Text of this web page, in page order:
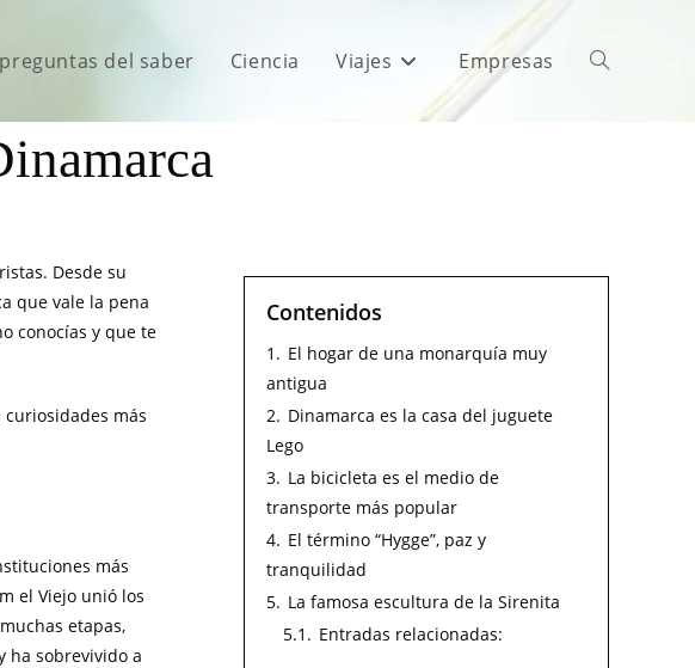
del saber Ciencia Viajes Empresas
Desde su
que vale la pena
conocías y que te
más
más
el Viejo unió los
etapas,
ha sobrevivido a
Contenidos
1. El hogar de una monarquía muy
antigua
2. Dinamarca es la casa del juguete
Lego
3. La bicicleta es el medio de
transporte más popular
4. El término “Hygge”, paz y
tranquilidad
5. La famosa escultura de la Sirenita
5.1. Entradas relacionadas: